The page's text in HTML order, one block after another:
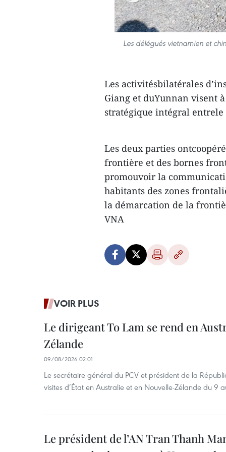
Les délégués vietnamien et
Les activitésbilatérales
Giang et duYunnan visent
stratégique intégral
Les deux parties
frontière et des bornes
promouvoir la
habitants des zones
la démarcation de la
VNA
VOIR PLUS
Le dirigeant To Lam se rend en
Zélande
09/08/2026 02:01
Le secrétaire général du PCV et président de la
visites d’État en Australie et en Nouvelle-Zélande du 9
Le président de l’AN Tran Thanh